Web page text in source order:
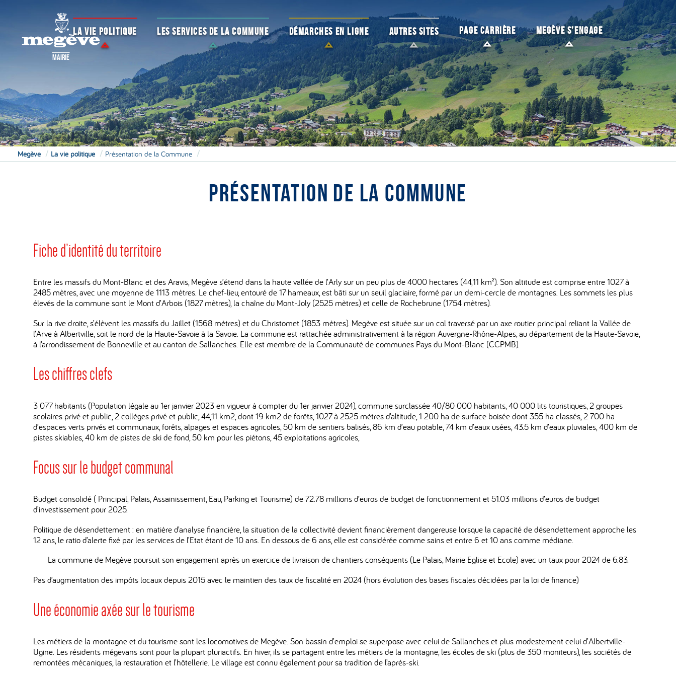
MAIRIE
LA VIE POLITIQUE LES SERVICES DE LA COMMUNE DÉMARCHES EN LIGNE AUTRES SITES PAGE CARRIÈRE MEGÈVE S’ENGAGE
Megève La vie politique Présentation de la Commune
PRÉSENTATION DE LA COMMUNE
Fiche d’identité du territoire
Entre les massifs du Mont-Blanc et des Aravis, Megève s’étend dans la haute vallée de l’Arly sur un peu plus de 4000 hectares (44,11 km²). Son altitude est comprise entre 1027 à
2485 mètres, avec une moyenne de 1113 mètres. Le chef-lieu, entouré de 17 hameaux, est bâti sur un seuil glaciaire, formé par un demi-cercle de montagnes. Les sommets les plus
élevés de la commune sont le Mont d’Arbois (1827 mètres), la chaîne du Mont-Joly (2525 mètres) et celle de Rochebrune (1754 mètres).
Sur la rive droite, s’élèvent les massifs du Jaillet (1568 mètres) et du Christomet (1853 mètres). Megève est située sur un col traversé par un axe routier principal reliant la Vallée de
l’Arve à Albertville, soit le nord de la Haute-Savoie à la Savoie. La commune est rattachée administrativement à la région Auvergne-Rhône-Alpes, au département de la Haute-Savoie,
à l’arrondissement de Bonneville et au canton de Sallanches. Elle est membre de la Communauté de communes Pays du Mont-Blanc (CCPMB).
Les chiffres clefs
3 077 habitants (Population légale au 1er janvier 2023 en vigueur à compter du 1er janvier 2024), commune surclassée 40/80 000 habitants, 40 000 lits touristiques, 2 groupes
scolaires privé et public, 2 collèges privé et public, 44,11 km2, dont 19 km2 de forêts, 1027 à 2525 mètres d’altitude, 1 200 ha de surface boisée dont 355 ha classés, 2 700 ha
d’espaces verts privés et communaux, forêts, alpages et espaces agricoles, 50 km de sentiers balisés, 86 km d’eau potable, 74 km d’eaux usées, 43.5 km d’eaux pluviales, 400 km de
pistes skiables, 40 km de pistes de ski de fond, 50 km pour les piétons, 45 exploitations agricoles,
Focus sur le budget communal
Budget consolidé ( Principal, Palais, Assainissement, Eau, Parking et Tourisme) de 72.78 millions d’euros de budget de fonctionnement et 51.03 millions d’euros de budget
d’investissement pour 2025.
Politique de désendettement : en matière d’analyse financière, la situation de la collectivité devient financièrement dangereuse lorsque la capacité de désendettement approche les
12 ans, le ratio d’alerte fixé par les services de l’Etat étant de 10 ans. En dessous de 6 ans, elle est considérée comme sains et entre 6 et 10 ans comme médiane.
La commune de Megève poursuit son engagement après un exercice de livraison de chantiers conséquents (Le Palais, Mairie Eglise et Ecole) avec un taux pour 2024 de 6.83.
Pas d’augmentation des impôts locaux depuis 2015 avec le maintien des taux de fiscalité en 2024 (hors évolution des bases fiscales décidées par la loi de finance)
Une économie axée sur le tourisme
Les métiers de la montagne et du tourisme sont les locomotives de Megève. Son bassin d’emploi se superpose avec celui de Sallanches et plus modestement celui d’Albertville-
Ugine. Les résidents mégevans sont pour la plupart pluriactifs. En hiver, ils se partagent entre les métiers de la montagne, les écoles de ski (plus de 350 moniteurs), les sociétés de
remontées mécaniques, la restauration et l’hôtellerie. Le village est connu également pour sa tradition de l’après-ski.